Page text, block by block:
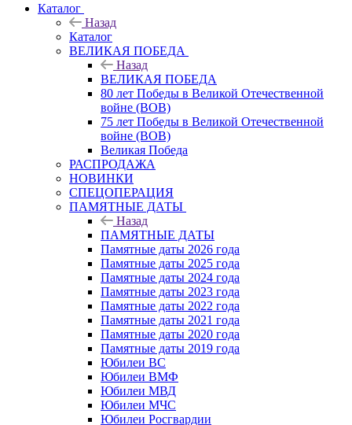
Каталог
Назад
Каталог
ВЕЛИКАЯ ПОБЕДА
Назад
ВЕЛИКАЯ ПОБЕДА
80 лет Победы в Великой Отечественной
войне (ВОВ)
75 лет Победы в Великой Отечественной
войне (ВОВ)
Великая Победа
РАСПРОДАЖА
НОВИНКИ
СПЕЦОПЕРАЦИЯ
ПАМЯТНЫЕ ДАТЫ
Назад
ПАМЯТНЫЕ ДАТЫ
Памятные даты 2026 года
Памятные даты 2025 года
Памятные даты 2024 года
Памятные даты 2023 года
Памятные даты 2022 года
Памятные даты 2021 года
Памятные даты 2020 года
Памятные даты 2019 года
Юбилеи ВС
Юбилеи ВМФ
Юбилеи МВД
Юбилеи МЧС
Юбилеи Росгвардии